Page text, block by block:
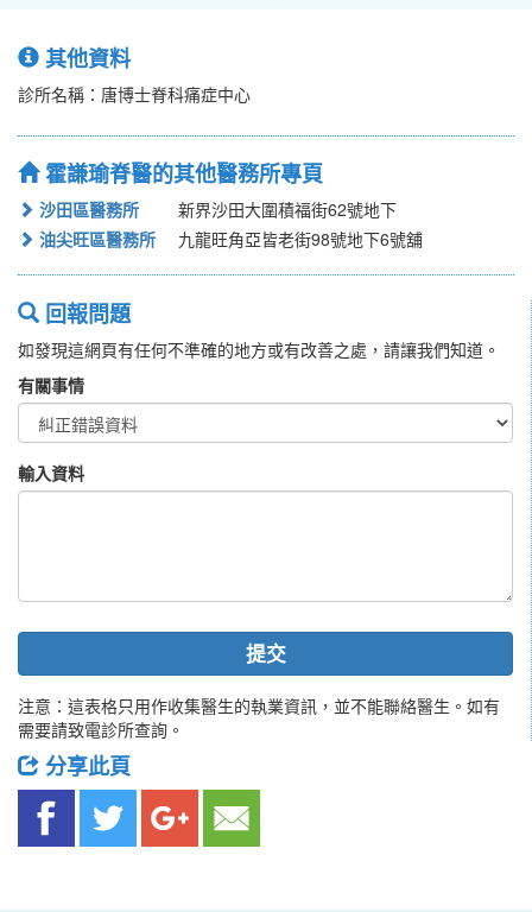
其他資料
診所名稱：唐博士脊科痛症中心
霍謙瑜脊醫的其他醫務所專頁
沙田區醫務所
新界沙田大圍積福街62號地下
油尖旺區醫務所
九龍旺角亞皆老街98號地下6號舖
回報問題
如發現這網頁有任何不準確的地方或有改善之處，請讓我們知道。
有關事情
輸入資料
提交
注意：這表格只用作收集醫生的執業資訊，並不能聯絡醫生。如有
需要請致電診所查詢。
分享此頁